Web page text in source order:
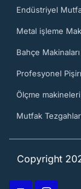
Endüstriyel
Metal işleme
Bahçe
Profesyonel
Ölçme makineleri
Mutfak
Copyright